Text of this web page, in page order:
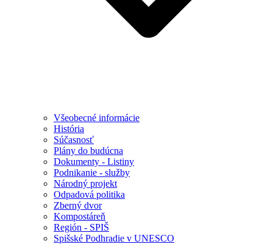
Všeobecné informácie
História
Súčasnosť
Plány do budúcna
Dokumenty - Listiny
Podnikanie - služby
Národný projekt
Odpadová politika
Zberný dvor
Kompostáreň
Región - SPIŠ
Spišské Podhradie v UNESCO